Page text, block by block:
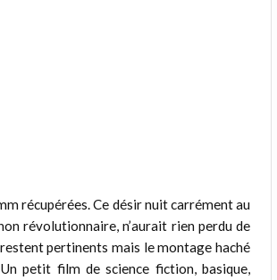
récupérées. Ce désir nuit carrément au
révolutionnaire, n’aurait rien perdu de
pertinents mais le montage haché
petit film de science fiction, basique,